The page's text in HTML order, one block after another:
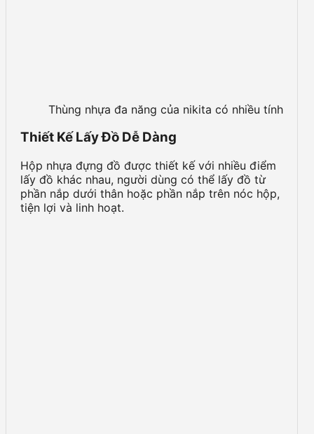
Thùng nhựa đa năng của nikita có nhiều tính
Thiết Kế Lấy Đồ Dễ Dàng
Hộp nhựa đựng đồ được thiết kế với nhiều điểm
lấy đồ khác nhau, người dùng có thể lấy đồ từ
phần nắp dưới thân hoặc phần nắp trên nóc hộp,
tiện lợi và linh hoạt.